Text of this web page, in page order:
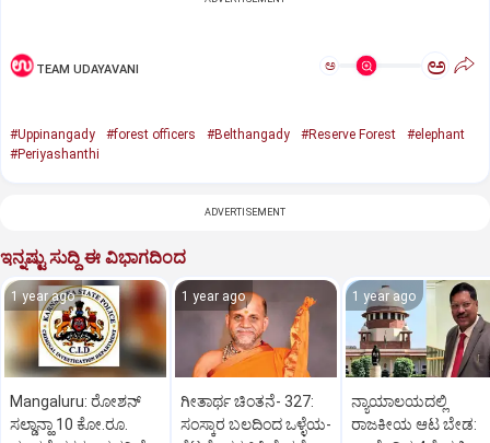
TEAM UDAYAVANI ಅ ಅ
#Uppinangady #forest officers #Belthangady #Reserve Forest
#elephant
#Periyashanthi
ADVERTISEMENT
ಇನ್ನಷ್ಟು ಸುದ್ದಿ ಈ ವಿಭಾಗದಿಂದ
1 year ago
Mangaluru: ರೋಶನ್‌
ಸಲ್ಡಾನ್ಹಾ 10 ಕೋ.ರೂ.
1 year ago
ಗೀತಾರ್ಥ ಚಿಂತನೆ- 327:
ಸಂಸ್ಕಾರ ಬಲದಿಂದ ಒಳ್ಳೆಯ-
1 year ago
ನ್ಯಾಯಾಲಯದಲ್ಲಿ
ರಾಜಕೀಯ ಆಟ ಬೇಡ: